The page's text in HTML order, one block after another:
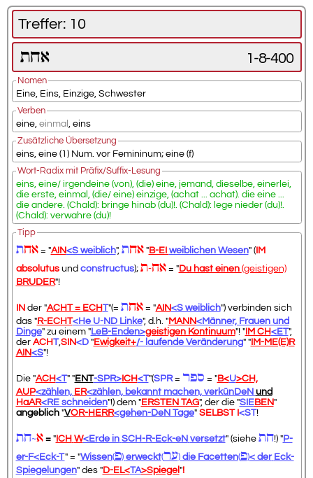
Treffer: 10
אחת 1-8-400
Nomen
Eine, Eins, Einzige, Schwester
Verben
eine, einmal , eins
Zusätzliche Übersetzung
eins, eine (1) Num. vor Femininum; eine (f)
Wort-Radix mit Präfix/Suffix-Lesung
eins, eine/ irgendeine (von), (die) eine, jemand, dieselbe, einerlei,
die erste, einmal, (die/ eine) einzige, (achat ... achat). die eine ...
die andere. (Chald): bringe hinab (du)!. (Chald): lege nieder (du)!.
(Chald): verwahre (du)!
Tipp
אחת = "AIN<S weiblich", אחת "B-EI weiblichen Wesen" (IM
absolutusund constructus); ת-אח= "Du hast einen (geistigen)
BRUDER"!
INder "ACHT = ECHT"(= אחת = "AIN<S weiblich") verbinden sich
das "R-ECHT<He U-ND Linke", d.h. "MANN<Männer, Frauen und
Dinge" zu einem "LeB-Enden>geistigen Kontinuum"! "IM CH<ET",
der ACHT,SIN<D "Ewigkeit+/- laufende Veränderung" "IM-ME(E)R
AIN<S"!
Die "ACH<T" "ENT-SPR>ICH<T"(SPR= ספר = "B<U>CH,
AUP<zählen, ER<zählen, bekannt machen, verkünDeN und
HaAR<RE schneiden"!) dem "ERSTEN TAG", der die "SIEBEN"
angeblich"VOR-HERR<gehen-DeN Tage" SELBST I<ST!
חת~א = "ICH W<Erde in SCH-R-Eck-eN versetzt" (siehe חת!) "P-
er-F<Eck-T" = "Wissen(פ) erweckt(ער) die Facetten(פ)< der Eck-
Spiegelungen" des "D-EL<TA>Spiegel "!